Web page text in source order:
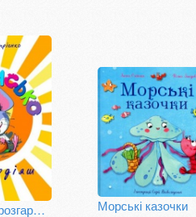
Мишасько і розгардіяш Морські казочки